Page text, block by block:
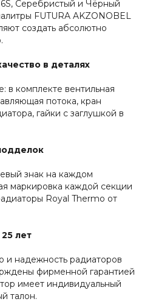
Серебристый и Чёрный
FUTURA AKZONOBEL
создать абсолютно
в деталях
в комплекте вентильная
потока, кран
гайки с заглушкой в
знак на каждом
маркировка каждой секции
Royal Thermo от
лет
и надежность радиаторов
фирменной гарантией
имеет индивидуальный
талон.